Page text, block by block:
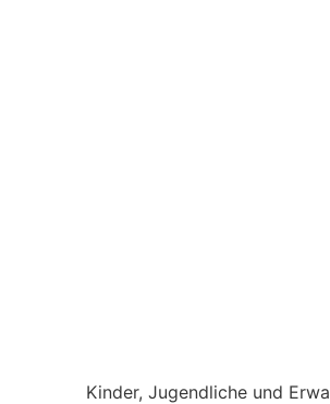
Kinder, Jugendliche und